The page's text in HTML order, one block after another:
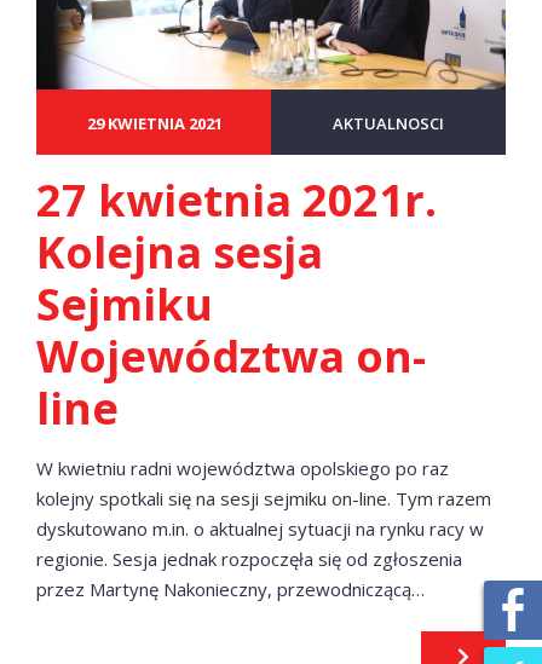
29 KWIETNIA 2021 AKTUALNOSCI
27 kwietnia 2021r.
Kolejna sesja
Sejmiku
Województwa on-
line
W kwietniu radni województwa opolskiego po raz
kolejny spotkali się na sesji sejmiku on-line. Tym razem
dyskutowano m.in. o aktualnej sytuacji na rynku racy w
regionie. Sesja jednak rozpoczęła się od zgłoszenia
przez Martynę Nakonieczny, przewodniczącą…